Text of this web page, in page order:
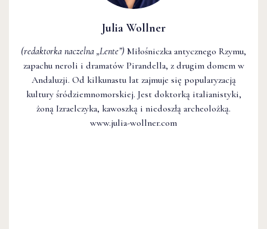
Julia Wollner
(redaktorka naczelna „Lente”) Miłośniczka antycznego Rzymu,
zapachu neroli i dramatów Pirandella, z drugim domem w
Andaluzji. Od kilkunastu lat zajmuje się popularyzacją
kultury śródziemnomorskiej. Jest doktorką italianistyki,
żoną Izraelczyka, kawoszką i niedoszłą archeolożką.
www.julia-wollner.com